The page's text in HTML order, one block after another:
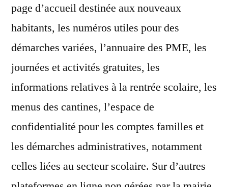
page d’accueil destinée aux nouveaux
habitants, les numéros utiles pour des
démarches variées, l’annuaire des PME, les
journées et activités gratuites, les
informations relatives à la rentrée scolaire, les
menus des cantines, l’espace de
confidentialité pour les comptes familles et
les démarches administratives, notamment
celles liées au secteur scolaire. Sur d’autres